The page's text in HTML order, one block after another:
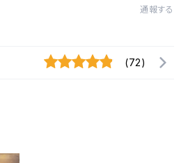
通報する
(72)